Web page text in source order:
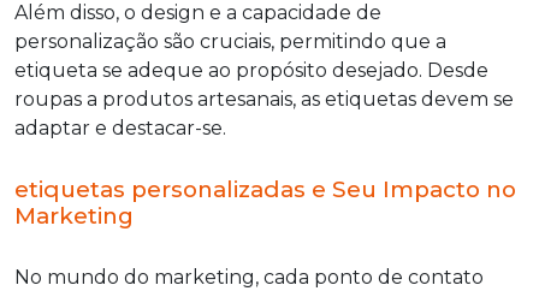
Além disso, o design e a capacidade de
personalização são cruciais, permitindo que a
etiqueta se adeque ao propósito desejado. Desde
roupas a produtos artesanais, as etiquetas devem se
adaptar e destacar-se.
etiquetas personalizadas e Seu Impacto no
Marketing
No mundo do marketing, cada ponto de contato